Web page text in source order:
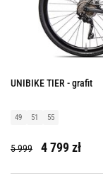
UNIBIKE TIER - grafit
49 51 55
5 999 4 799 zł